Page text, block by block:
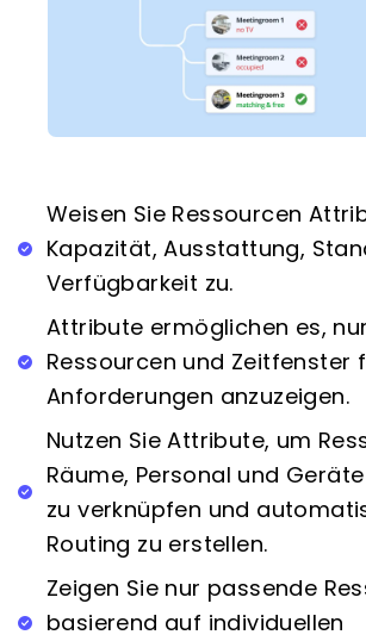
Weisen Sie Ressourcen
Kapazität, Ausstattung,
Verfügbarkeit zu.
Attribute ermöglichen es,
Ressourcen und Zeitfenster
Anforderungen anzuzeigen.
Nutzen Sie Attribute, um
Räume, Personal und
zu verknüpfen und
Routing zu erstellen.
Zeigen Sie nur passende
basierend auf individuellen